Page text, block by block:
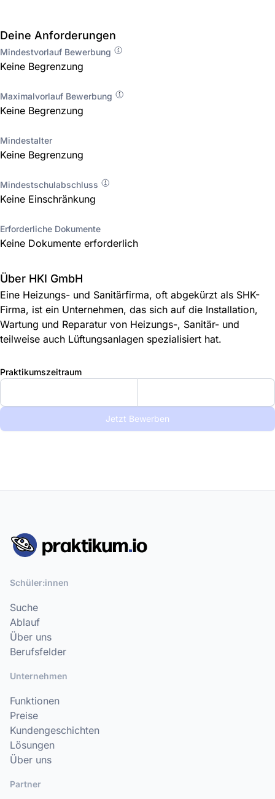
Deine Anforderungen
Mindestvorlauf Bewerbung
Keine Begrenzung
Maximalvorlauf Bewerbung
Keine Begrenzung
Mindestalter
Keine Begrenzung
Mindestschulabschluss
Keine Einschränkung
Erforderliche Dokumente
Keine Dokumente erforderlich
Über HKI GmbH
Eine Heizungs- und Sanitärfirma, oft abgekürzt als SHK-
Firma, ist ein Unternehmen, das sich auf die Installation,
Wartung und Reparatur von Heizungs-, Sanitär- und
teilweise auch Lüftungsanlagen spezialisiert hat.
Praktikumszeitraum
Jetzt Bewerben
Schüler:innen
Suche
Ablauf
Über uns
Berufsfelder
Unternehmen
Funktionen
Preise
Kundengeschichten
Lösungen
Über uns
Partner